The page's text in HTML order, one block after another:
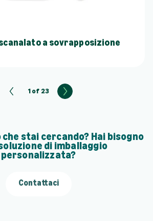
a sovrapposizione
1 of 23
N
che stai cercando? Hai bisogno
di imballaggio
personalizzata?
Contattaci